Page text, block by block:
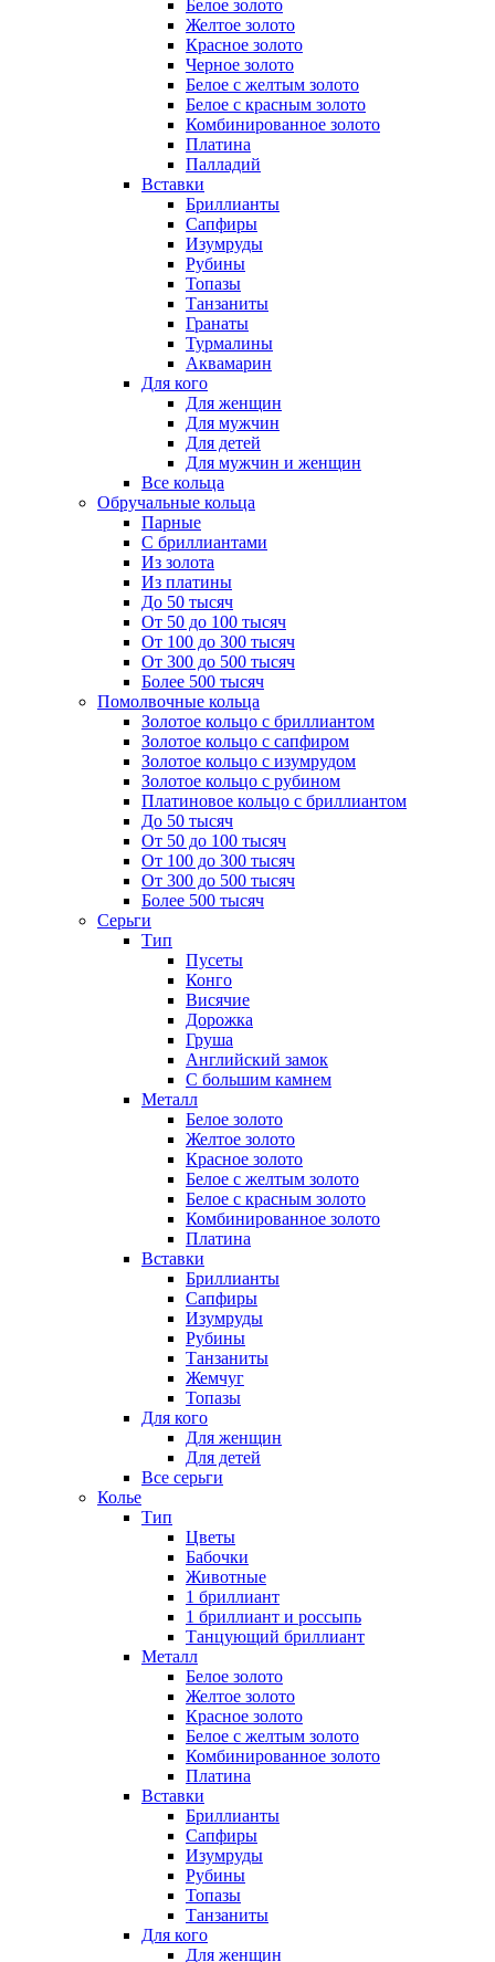
Белое золото
Желтое золото
Красное золото
Черное золото
Белое с желтым золото
Белое с красным золото
Комбинированное золото
Платина
Палладий
Вставки
Бриллианты
Сапфиры
Изумруды
Рубины
Топазы
Танзаниты
Гранаты
Турмалины
Аквамарин
Для кого
Для женщин
Для мужчин
Для детей
Для мужчин и женщин
Все кольца
Обручальные кольца
Парные
С бриллиантами
Из золота
Из платины
До 50 тысяч
От 50 до 100 тысяч
От 100 до 300 тысяч
От 300 до 500 тысяч
Более 500 тысяч
Помолвочные кольца
Золотое кольцо с бриллиантом
Золотое кольцо с сапфиром
Золотое кольцо с изумрудом
Золотое кольцо с рубином
Платиновое кольцо с бриллиантом
До 50 тысяч
От 50 до 100 тысяч
От 100 до 300 тысяч
От 300 до 500 тысяч
Более 500 тысяч
Серьги
Тип
Пусеты
Конго
Висячие
Дорожка
Груша
Английский замок
С большим камнем
Металл
Белое золото
Желтое золото
Красное золото
Белое с желтым золото
Белое с красным золото
Комбинированное золото
Платина
Вставки
Бриллианты
Сапфиры
Изумруды
Рубины
Танзаниты
Жемчуг
Топазы
Для кого
Для женщин
Для детей
Все серьги
Колье
Тип
Цветы
Бабочки
Животные
1 бриллиант
1 бриллиант и россыпь
Танцующий бриллиант
Металл
Белое золото
Желтое золото
Красное золото
Белое с желтым золото
Комбинированное золото
Платина
Вставки
Бриллианты
Сапфиры
Изумруды
Рубины
Топазы
Танзаниты
Для кого
Для женщин